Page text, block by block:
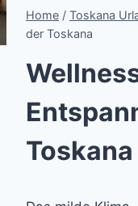
Home / Toskana
der Toskana
Toskana